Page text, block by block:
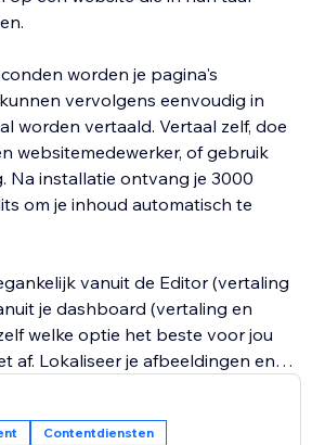
worden je pagina's
vervolgens eenvoudig in
worden vertaald. Vertaal zelf, doe
websitemedewerker, of gebruik
Na installatie ontvang je 3000
om je inhoud automatisch te
vanuit de Editor (vertaling
je dashboard (vertaling en
welke optie het beste voor jou
af. Lokaliseer je afbeeldingen en
ervaring te bieden.
Contentdiensten